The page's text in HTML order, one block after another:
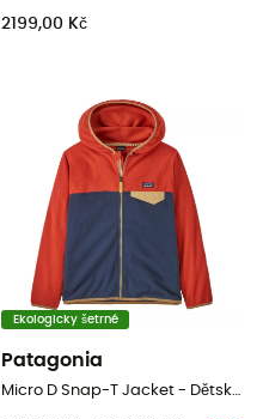
2199,00 Kč
Ekologicky šetrné
Patagonia
Micro D Snap-T Jacket - Dětská fleesová mikina